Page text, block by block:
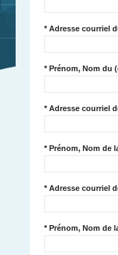
*Adresse courriel
*Prénom, Nom du
*Adresse courriel
*Prénom, Nom de
*Adresse courriel
*Prénom, Nom de